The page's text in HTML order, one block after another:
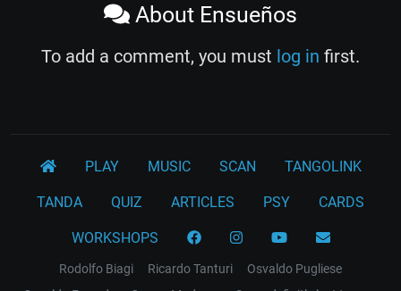
About Ensueños
To add a comment, you must log in first.
PLAY MUSIC SCAN TANGOLINK
TANDA QUIZ ARTICLES PSY CARDS
WORKSHOPS
Rodolfo Biagi Ricardo Tanturi
Osvaldo Pugliese